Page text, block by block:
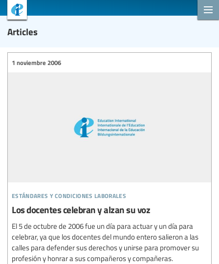
Articles
estándares y condiciones laborales
1 noviembre 2006
Los docentes celebran y alzan su voz
El 5 de octubre de 2006 fue un día para actuar y un día para
celebrar, ya que los docentes del mundo entero salieron a las
calles para defender sus derechos y unirse para promover su
profesión y honrar a sus compañeros y compañeras.